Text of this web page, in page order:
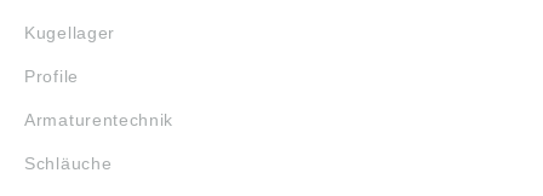
Kugellager
Profile
Armaturentechnik
Schläuche